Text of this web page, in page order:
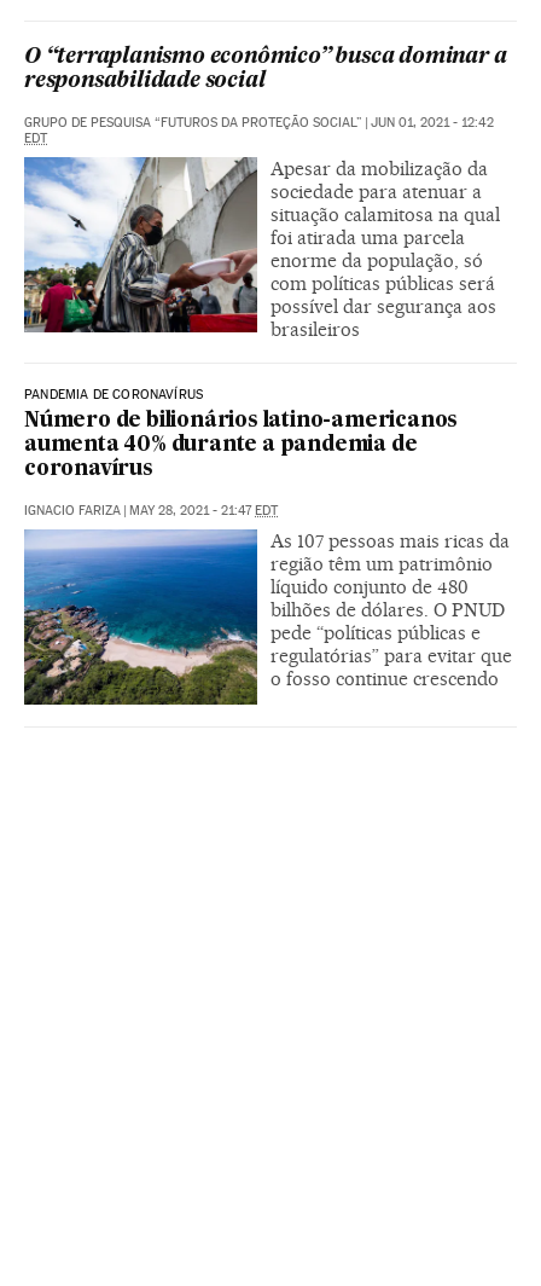
O “terraplanismo econômico” busca dominar a
responsabilidade social
GRUPO DE PESQUISA “FUTUROS DA PROTEÇÃO SOCIAL” | JUN 01, 2021 - 12:42
EDT
Apesar da mobilização da
sociedade para atenuar a
situação calamitosa na qual
foi atirada uma parcela
enorme da população, só
com políticas públicas será
possível dar segurança aos
brasileiros
PANDEMIA DE CORONAVÍRUS
Número de bilionários latino-americanos
aumenta 40% durante a pandemia de
coronavírus
IGNACIO FARIZA | MAY 28, 2021 - 21:47EDT
As 107 pessoas mais ricas da
região têm um patrimônio
líquido conjunto de 480
bilhões de dólares. O PNUD
pede “políticas públicas e
regulatórias” para evitar que
o fosso continue crescendo